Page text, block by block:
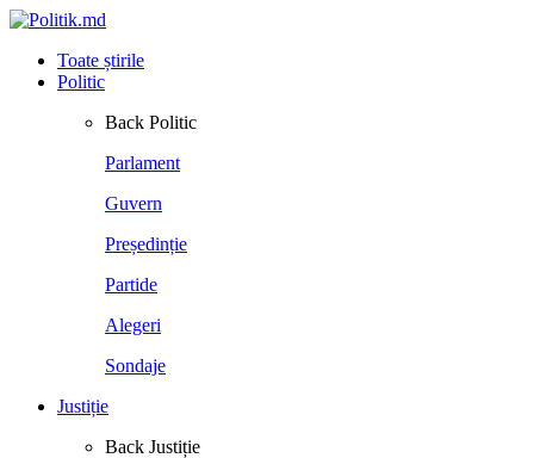
Toate știrile
Politic
Back Politic
Parlament
Guvern
Președinție
Partide
Alegeri
Sondaje
Justiție
Back Justiție